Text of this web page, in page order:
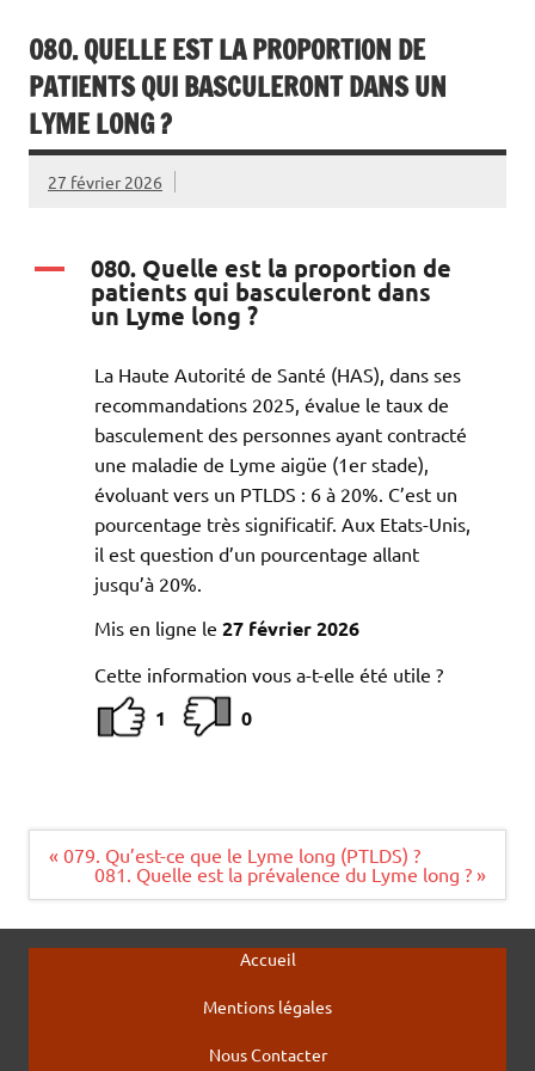
080. QUELLE EST LA PROPORTION DE
PATIENTS QUI BASCULERONT DANS UN
LYME LONG ?
27 février 2026
A 080. Quelle est la proportion de
patients qui basculeront dans
un Lyme long ?
La Haute Autorité de Santé (HAS), dans ses
recommandations 2025, évalue le taux de
basculement des personnes ayant contracté
une maladie de Lyme aigüe (1er stade),
évoluant vers un PTLDS : 6 à 20%. C’est un
pourcentage très significatif. Aux Etats-Unis,
il est question d’un pourcentage allant
jusqu’à 20%.
Mis en ligne le 27 février 2026
Cette information vous a-t-elle été utile ?
1 0
Navigation
« 079. Qu’est-ce que le Lyme long (PTLDS) ?
081. Quelle est la prévalence du Lyme long ? »
Accueil
Mentions légales
Nous Contacter